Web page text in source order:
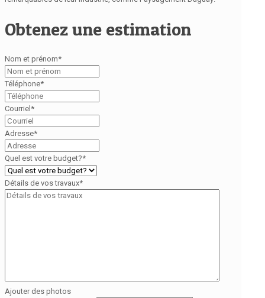
Obtenez une estimation
Nom et prénom*
Téléphone*
Courriel *
Adresse*
Quel est votre budget?*
Détails de vos travaux*
Ajouter des photos